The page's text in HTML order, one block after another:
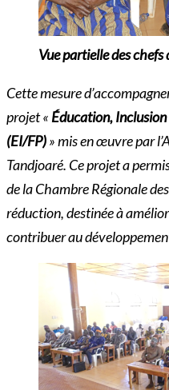
Vue partielle des chefs
Cette mesure
projet « Éducation,
(EI/FP)» mis en œuvre par
Tandjoaré. Ce projet a
de la Chambre Régionale
réduction, destinée à
contribuer au